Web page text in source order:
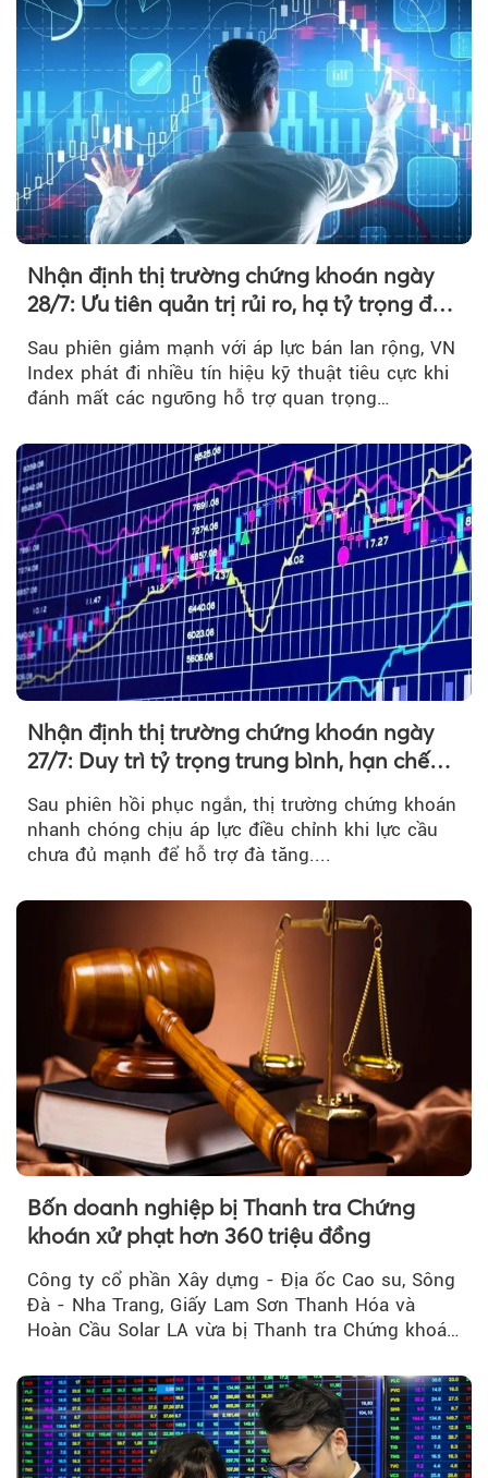
Nhận định thị trường chứng khoán ngày
28/7: Ưu tiên quản trị rủi ro, hạ tỷ trọng đòn
Sau phiên giảm mạnh với áp lực bán lan rộng, VN
Index phát đi nhiều tín hiệu kỹ thuật tiêu cực khi
đánh mất các ngưỡng hỗ trợ quan trọng…
Nhận định thị trường chứng khoán ngày
27/7: Duy trì tỷ trọng trung bình, hạn chế
Sau phiên hồi phục ngắn, thị trường chứng khoán
nhanh chóng chịu áp lực điều chỉnh khi lực cầu
chưa đủ mạnh để hỗ trợ đà tăng....
Bốn doanh nghiệp bị Thanh tra Chứng
khoán xử phạt hơn 360 triệu đồng
Công ty cổ phần Xây dựng - Địa ốc Cao su, Sông
Đà - Nha Trang, Giấy Lam Sơn Thanh Hóa và
Hoàn Cầu Solar LA vừa bị Thanh tra Chứng khoán
do vi phạm quy định về công bố thông tin trên
thị trường chứng khoán.